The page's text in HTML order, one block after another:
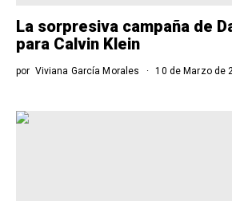
La sorpresiva campaña de
para Calvin Klein
por Viviana García Morales 10 de Marzo de